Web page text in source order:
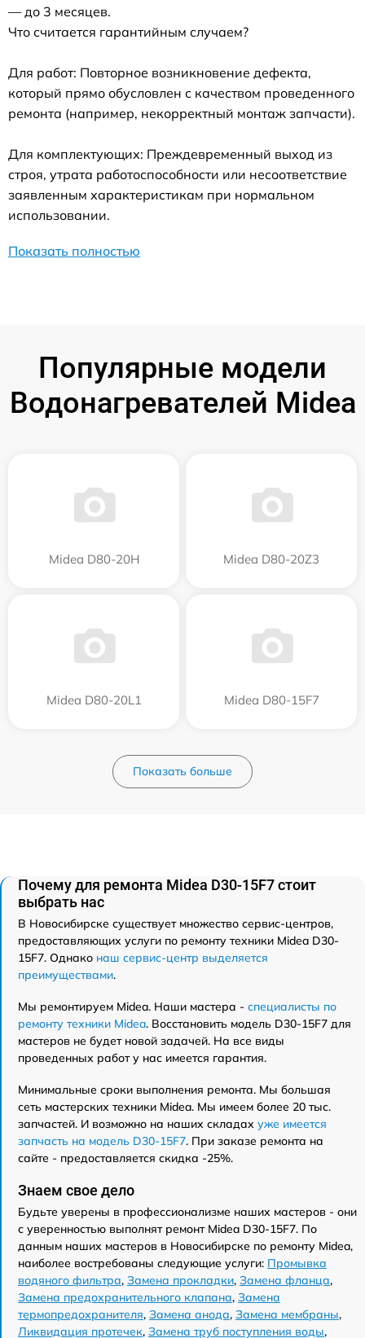
— до 3 месяцев.
Что считается гарантийным случаем?
Для работ: Повторное возникновение дефекта,
который прямо обусловлен с качеством проведенного
ремонта (например, некорректный монтаж запчасти).
Для комплектующих: Преждевременный выход из
строя, утрата работоспособности или несоответствие
заявленным характеристикам при нормальном
использовании.
Показать полностью
Популярные модели
Водонагревателей Midea
Midea D80-20Н Midea D80-20Z3
Midea D80-20L1 Midea D80-15F7
Показать больше
Почему для ремонта Midea D30-15F7 стоит
выбрать нас
В Новосибирске существует множество сервис-центров,
предоставляющих услуги по ремонту техники Midea D30-
15F7. Однако наш сервис-центр выделяется
преимуществами.
Мы ремонтируем Midea. Наши мастера - специалисты по
ремонту техники Midea. Восстановить модель D30-15F7 для
мастеров не будет новой задачей. На все виды
проведенных работ у нас имеется гарантия.
Минимальные сроки выполнения ремонта. Мы большая
сеть мастерских техники Midea. Мы имеем более 20 тыс.
запчастей. И возможно на наших складах уже имеется
запчасть на модель D30-15F7. При заказе ремонта на
сайте - предоставляется скидка -25%.
Знаем свое дело
Будьте уверены в профессионализме наших мастеров - они
с уверенностью выполнят ремонт Midea D30-15F7. По
данным наших мастеров в Новосибирске по ремонту Midea,
наиболее востребованы следующие услуги: Промывка
водяного фильтра, Замена прокладки, Замена фланца,
Замена предохранительного клапана, Замена
термопредохранителя, Замена анода, Замена мембраны,
Ликвидация протечек, Замена труб поступления воды,